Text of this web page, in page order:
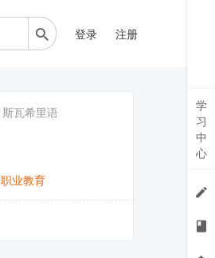
登录 注册
斯瓦希里语
职业教育
学
习
中
心